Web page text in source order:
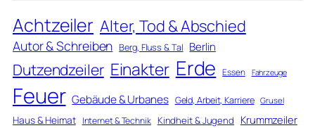
Achtzeiler Alter, Tod & Abschied
Autor & Schreiben Berg, Fluss & Tal Berlin
Dutzendzeiler Einakter Erde Essen Fahrzeuge
Feuer Gebäude & Urbanes Geld, Arbeit, Karriere Grusel
Haus & Heimat Internet & Technik Kindheit & Jugend Krummzeiler